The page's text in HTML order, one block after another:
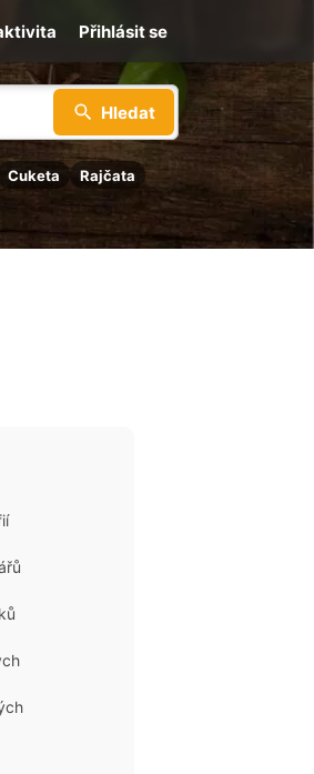
Hledat
Cuketa
Rajčata
Přihlásit se